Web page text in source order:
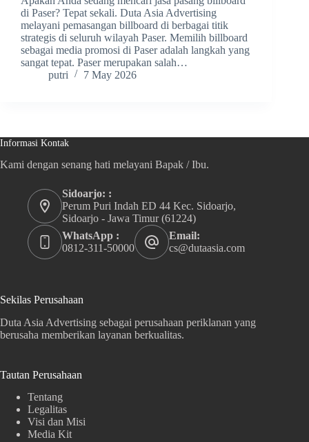
di Paser? Tepat sekali. Duta Asia Advertising
melayani pemasangan billboard di berbagai titik
strategis di seluruh wilayah Paser. Memilih billboard
sebagai media promosi di Paser adalah langkah yang
sangat tepat. Paser merupakan salah…
putri
7 May 2026
Informasi Kontak
Kami dengan senang hati melayani Bapak / Ibu.
Sidoarjo: :
Perum Puri Indah ED 44 Kec. Sidoarjo,
Sidoarjo - Jawa Timur (61224)
WhatsApp :
0812-311-50000
Email:
cs@dutaasia.com
Sekilas Perusahaan
Duta Asia Advertising sebagai perusahaan periklanan yang
berusaha memberikan layanan berkualitas.
Tautan Perusahaan
Tentang
Legalitas
Visi dan Misi
Media Kit